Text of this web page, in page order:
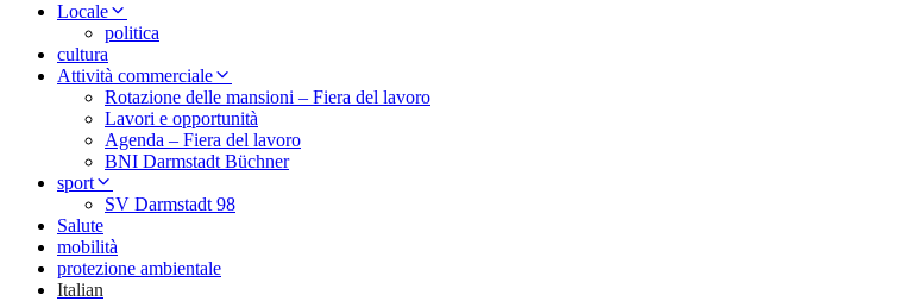
Locale
politica
cultura
Attività commerciale
Rotazione delle mansioni – Fiera del lavoro
Lavori e opportunità
Agenda – Fiera del lavoro
BNI Darmstadt Büchner
sport
SV Darmstadt 98
Salute
mobilità
protezione ambientale
Italian